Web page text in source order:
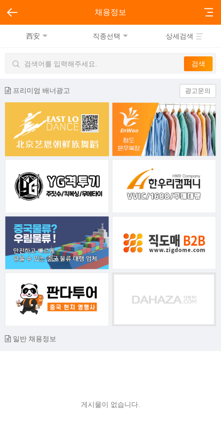
채용정보
西安 직종선택 상세검색
프리미엄 배너광고 광고문의
일반 채용정보
게시물이 없습니다.